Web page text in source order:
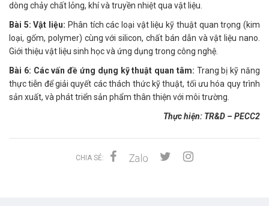
dòng chảy chất lỏng, khí và truyền nhiệt qua vật liệu.
Bài 5: Vật liệu: Phân tích các loại vật liệu kỹ thuật quan trọng (kim
loại, gốm, polymer) cùng với silicon, chất bán dẫn và vật liệu nano.
Giới thiệu vật liệu sinh học và ứng dụng trong công nghệ.
Bài 6: Các vấn đề ứng dụng kỹ thuật quan tâm: Trang bị kỹ năng
thực tiễn để giải quyết các thách thức kỹ thuật, tối ưu hóa quy trình
sản xuất, và phát triển sản phẩm thân thiện với môi trường.
Thực hiện: TR&D – PECC2
CHIA SẺ: